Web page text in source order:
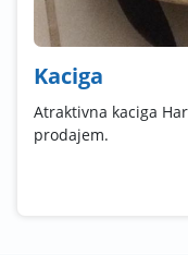
Kaciga
Atraktivna kaciga
prodajem.